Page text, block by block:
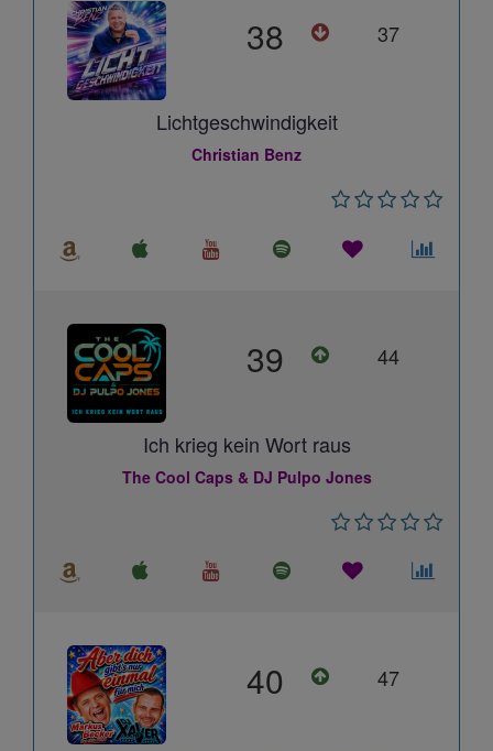
38 37
Lichtgeschwindigkeit
Christian Benz
39 44
Ich krieg kein Wort raus
The Cool Caps & DJ Pulpo Jones
40 47